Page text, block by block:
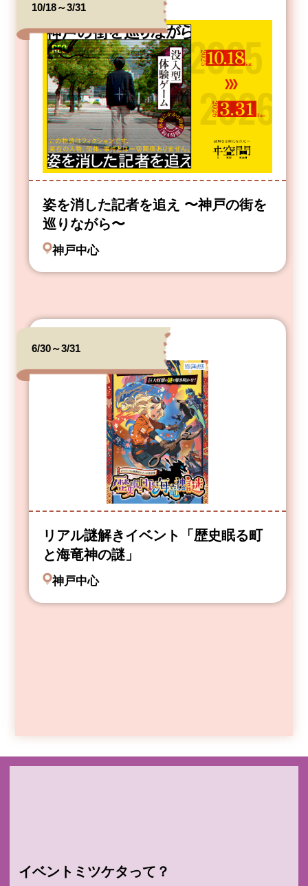
10/18～3/31
姿を消した記者を追え 〜神戸の街を
巡りながら〜
神戸中心
6/30～3/31
リアル謎解きイベント「歴史眠る町
と海竜神の謎」
神戸中心
イベントミツケタって？